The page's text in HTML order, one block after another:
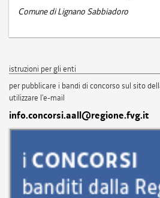
Comune di Lignano Sabbiadoro
istruzioni per gli enti
per pubblicare i bandi di concorso sul sito
utilizzare l'e-mail
info.concorsi.aall@regione.fvg.it